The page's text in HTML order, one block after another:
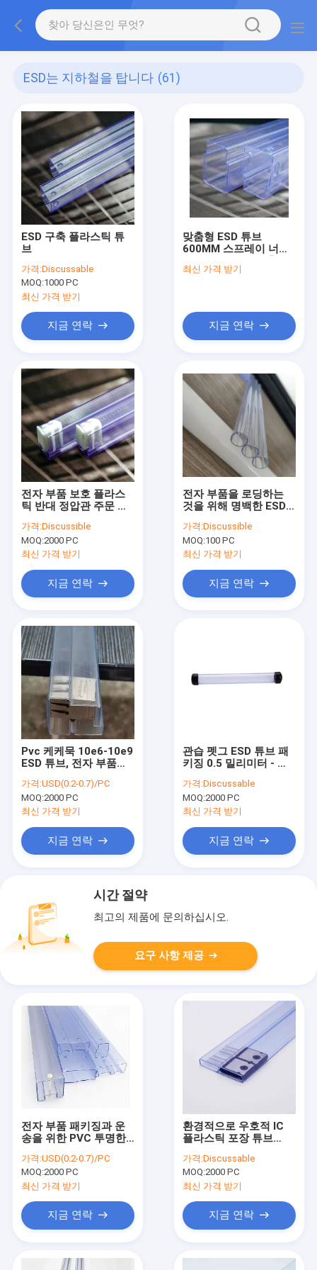
ESD는 지하철을 탑니다 (61)
ESD 구축 플라스틱 튜
브
가격:Discussable
MOQ:1000 PC
최신 가격 받기
지금 연락
맞춤형 ESD 튜브
600MM 스프레이 너비
로고
최신 가격 받기
지금 연락
전자 부품 보호 플라스
틱 반대 정압관 주문 제
가격:Discussible
MOQ:2000 PC
최신 가격 받기
지금 연락
전자 부품을 로딩하는
것을 위해 명백한 ESD
가격:Discussible
MOQ:100 PC
최신 가격 받기
지금 연락
Pvc 케케묵 10e6-10e9
ESD 튜브, 전자 부품을
브
가격:USD(0.2-0.7)/PC
MOQ:2000 PC
최신 가격 받기
지금 연락
관습 펫그 ESD 튜브 패
키징 0.5 밀리미터 - 엔
께
가격:Discussable
MOQ:2000 PC
최신 가격 받기
지금 연락
시간 절약
최고의 제품에 문의하십시오.
요구 사항 제공
전자 부품 패키징과 운
송을 위한 PVC 투명한
가격:USD(0.2-0.7)/PC
MOQ:2000 PC
최신 가격 받기
지금 연락
환경적으로 우호적 IC
플라스틱 포장 튜브
가격:Discussable
MOQ:2000 PC
최신 가격 받기
지금 연락